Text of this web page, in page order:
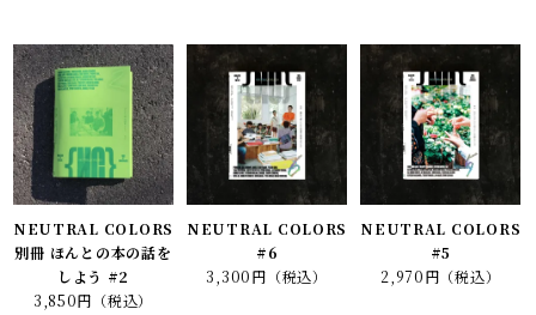
NEUTRAL COLORS
別冊 ほんとの本の話を
しよう #2
3,850円（税込）
NEUTRAL COLORS
#6
3,300円（税込）
NEUTRAL COLORS
#5
2,970円（税込）